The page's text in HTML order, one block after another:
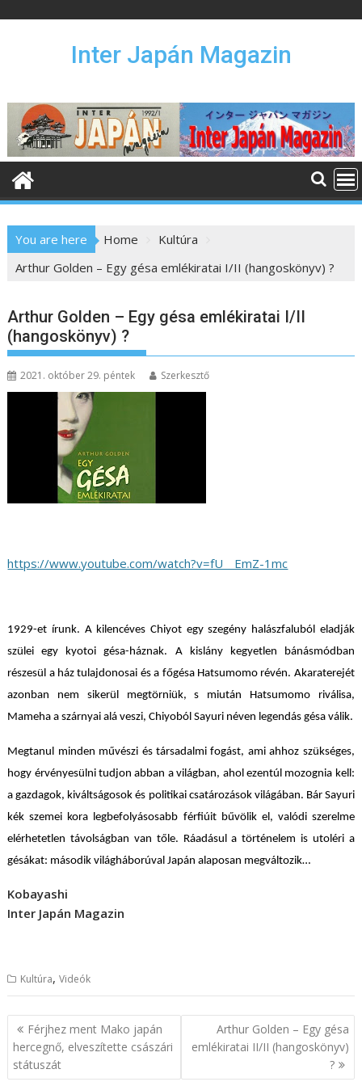
n
e
Inter Japán Magazin
You are here Home
Kultúra
Arthur Golden – Egy gésa emlékiratai I/II (hangoskönyv) ?
Arthur Golden – Egy gésa emlékiratai I/II
(hangoskönyv) ?
2021. október 29. péntek Szerkesztő
https://www.youtube.com/watch?v=fU__EmZ-1mc
1929-et írunk. A kilencéves Chiyot egy szegény halászfaluból eladják
szülei egy kyotoi gésa-háznak. A kislány kegyetlen bánásmódban
részesül a ház tulajdonosai és a főgésa Hatsumomo révén. Akaraterejét
azonban nem sikerül megtörniük, s miután Hatsumomo riválisa,
Mameha a szárnyai alá veszi, Chiyoból Sayuri néven legendás gésa válik.
Megtanul minden művészi és társadalmi fogást, ami ahhoz szükséges,
hogy érvényesülni tudjon abban a világban, ahol ezentúl mozognia kell:
a gazdagok, kiváltságosok és politikai csatározások világában. Bár Sayuri
kék szemei kora legbefolyásosabb férfiúit bűvölik el, valódi szerelme
elérhetetlen távolságban van tőle. Ráadásul a történelem is utoléri a
gésákat: második világháborúval Japán alaposan megváltozik…
Kobayashi
Inter Japán Magazin
Kultúra,Videók
B
e
Férjhez ment Mako japán
hercegnő, elveszítette császári
státuszát
Arthur Golden – Egy gésa
emlékiratai II/II (hangoskönyv)
?